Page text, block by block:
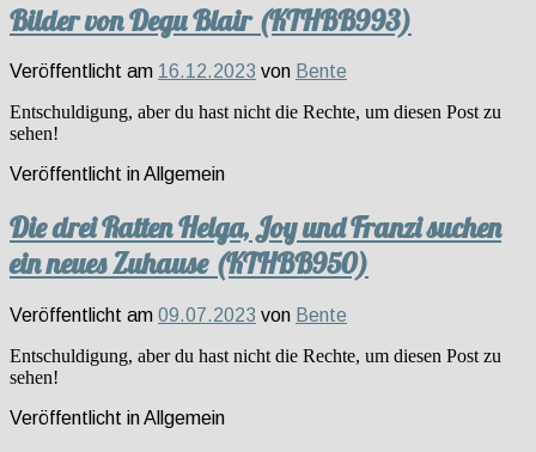
Bilder von Degu Blair (KTHBB993)
Veröffentlicht am 16.12.2023 von Bente
Entschuldigung, aber du hast nicht die Rechte, um diesen Post zu
sehen!
Veröffentlicht inAllgemein
Die drei Ratten Helga, Joy und Franzi suchen
ein neues Zuhause (KTHBB950)
Veröffentlicht am 09.07.2023 von Bente
Entschuldigung, aber du hast nicht die Rechte, um diesen Post zu
sehen!
Veröffentlicht inAllgemein